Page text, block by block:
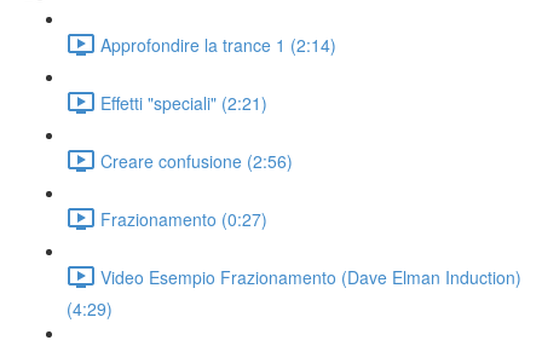
Approfondire la trance 1 (2:14)
Effetti "speciali" (2:21)
Creare confusione (2:56)
Frazionamento (0:27)
Video Esempio Frazionamento (Dave Elman Induction)
(4:29)